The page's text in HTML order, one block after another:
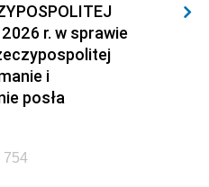
r. w sprawie
i
posła
754